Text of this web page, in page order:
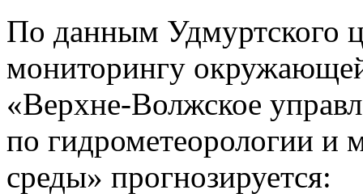
По данным Удмуртского
мониторингу
«Верхне-Волжское
по гидрометеорологии
среды» прогнозируется: